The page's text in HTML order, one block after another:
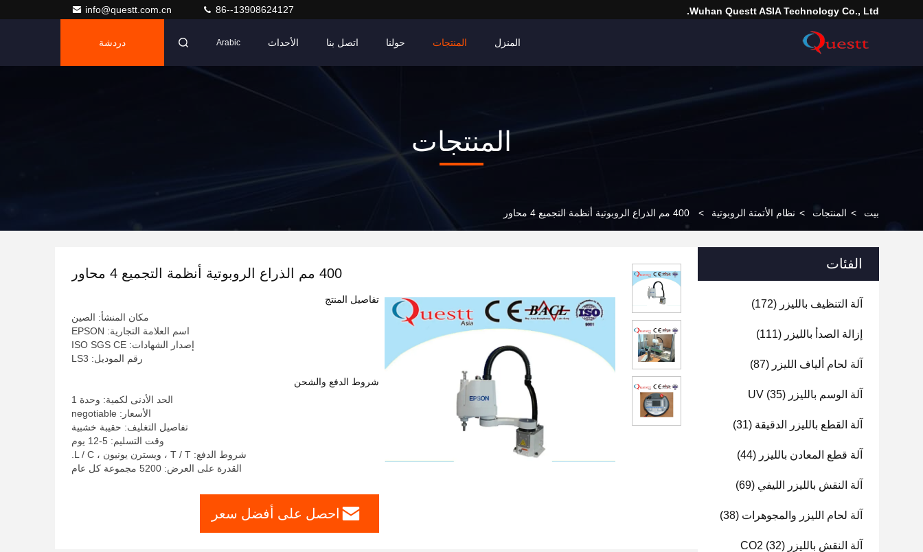
Wuhan Questt ASIA Technology Co., Ltd.
info@questt.com.cn 86--13908624127
المنزل المنتجات حولنا اتصل بنا الأحداث Arabic دردشة
المنتجات
بيت > المنتجات > نظام الأتمتة الروبوتية > 400 مم الذراع الروبوتية أنظمة التجميع 4 محاور
الفئات
آلة التنظيف بالليزر (172)
إزالة الصدأ بالليزر (111)
آلة لحام ألياف الليزر (87)
آلة الوسم بالليزر UV (35)
آلة القطع بالليزر الدقيقة (31)
آلة قطع المعادن بالليزر (44)
آلة النقش بالليزر الليفي (69)
آلة لحام الليزر والمجوهرات (38)
آلة النقش بالليزر CO2 (32)
400 مم الذراع الروبوتية أنظمة التجميع 4 محاور
تفاصيل المنتج
مكان المنشأ: الصين
اسم العلامة التجارية: EPSON
إصدار الشهادات: ISO SGS CE
رقم الموديل: LS3
شروط الدفع والشحن
الحد الأدنى لكمية: وحدة 1
الأسعار: negotiable
تفاصيل التغليف: حقيبة خشبية
وقت التسليم: 5-12 يوم
شروط الدفع: T / T ، ويسترن يونيون ، L / C.
القدرة على العرض: 5200 مجموعة كل عام
احصل على أفضل سعر